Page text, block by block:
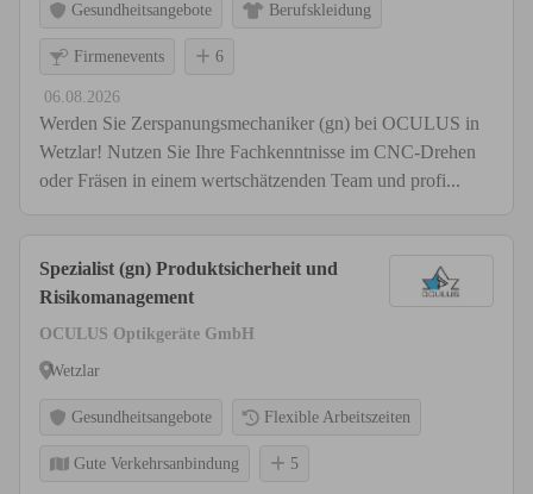
Gesundheitsangebote Berufskleidung
Firmenevents 6
06.08.2026
Werden Sie Zerspanungsmechaniker (gn) bei OCULUS in
Wetzlar! Nutzen Sie Ihre Fachkenntnisse im CNC-Drehen
oder Fräsen in einem wertschätzenden Team und profi...
Spezialist (gn) Produktsicherheit und
Risikomanagement
OCULUS Optikgeräte GmbH
Wetzlar
Gesundheitsangebote Flexible Arbeitszeiten
Gute Verkehrsanbindung 5